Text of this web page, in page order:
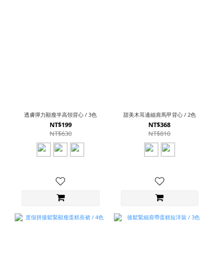
透膚彈力顯瘦半高領背心 / 3色
NT$199
NT$630
甜美木耳邊細肩馬甲背心 / 2色
NT$368
NT$810